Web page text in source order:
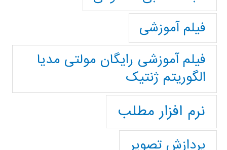
فیلم آموزشی
فیلم آموزشی رایگان مولتی مدیا
الگوریتم ژنتیک
نرم افزار مطلب
پردازش تصویر